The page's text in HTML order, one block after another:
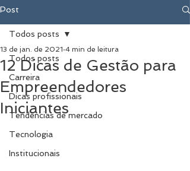
Post
Todos posts
Carreira
Dicas profissionais
Tendências de mercado
Tecnologia
Institucionais
Todos posts
12 Dicas de Gestão para
Empreendedores
Iniciantes
13 de jan. de 2021 4 min de leitura